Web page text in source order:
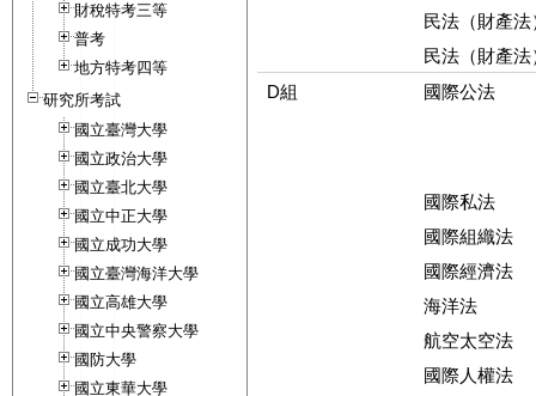
財稅特考三等
普考
地方特考四等
研究所考試
國立臺灣大學
國立政治大學
國立臺北大學
國立中正大學
國立成功大學
國立臺灣海洋大學
國立高雄大學
國立中央警察大學
國防大學
國立東華大學
民法（財產
民法（財產
D組
國際公法
國際私法
國際組織法
國際經濟法
海洋法
航空太空法
國際人權法